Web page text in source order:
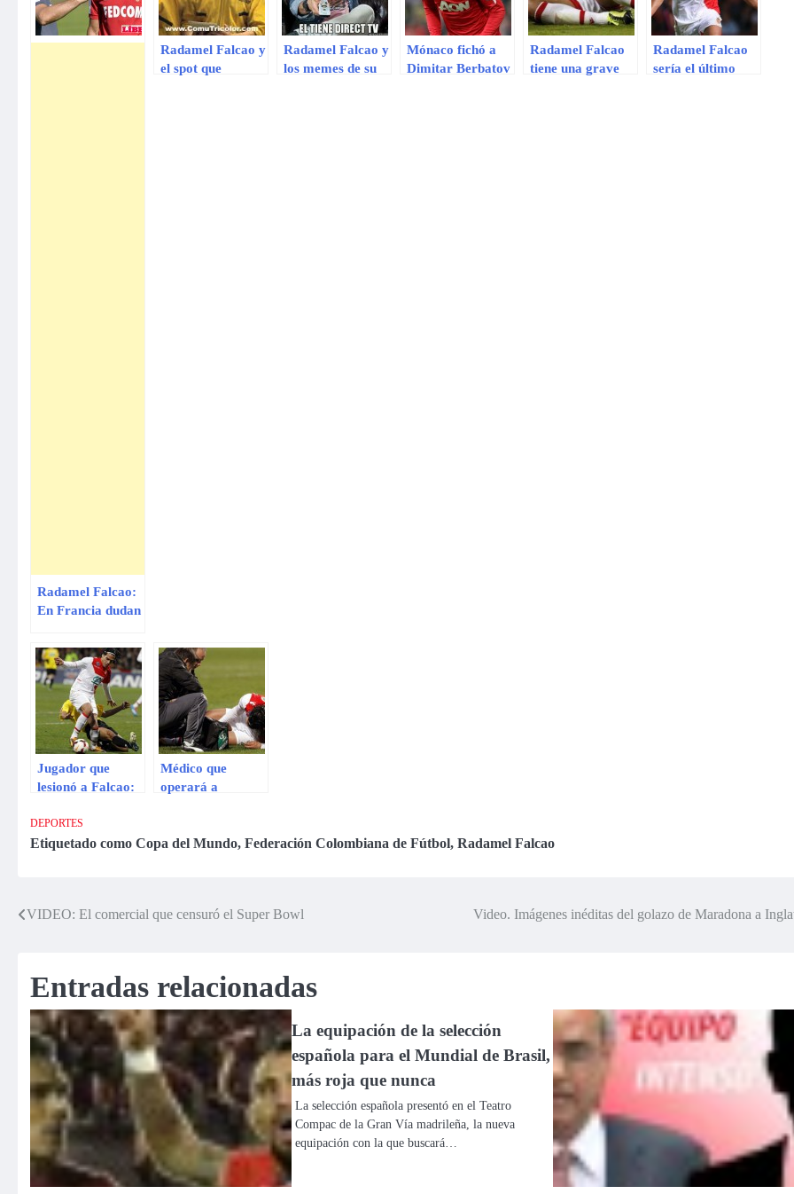
Radamel Falcao:
En Francia dudan
‘Tigre’
Radamel Falcao y
el spot que
Radamel Falcao y
los memes de su
Mónaco fichó a
Dimitar Berbatov
Radamel Falcao
tiene una grave
Radamel Falcao
sería el último
Jugador que
lesionó a Falcao:
aniquilado»
Médico que
operará a
que llegue al
DEPORTES
Etiquetado como Copa del Mundo, Federación Colombiana de Fútbol, Radamel Falcao
Navegación
entradas
VIDEO: El comercial que censuró el Super Bowl Video. Imágenes inéditas del golazo de Maradona a
Entradas relacionadas
La equipación de la selección
española para el Mundial de Brasil,
más roja que nunca
La selección española presentó en el Teatro
Compac de la Gran Vía madrileña, la nueva
equipación con la que buscará…